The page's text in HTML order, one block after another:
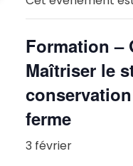
Formation –
Maîtriser le
ferme
3 février